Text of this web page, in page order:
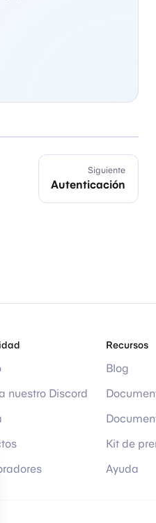
Siguiente
Autenticación
nuestro Discord
Recursos
Blog
Kit de
Ayuda